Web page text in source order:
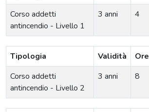
Corso addetti
antincendio - Livello 1
3 anni 4
Tipologia Validità
Ore
Corso addetti
antincendio - Livello 2
3 anni 8